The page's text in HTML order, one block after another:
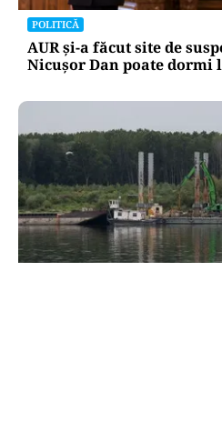
POLITICĂ
AUR și-a făcut site de
Nicușor Dan poate